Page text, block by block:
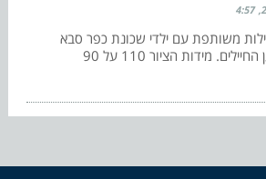
4:57
משותפת עם ילדי שכונת כפר סבא
מידות הציור 110 על 90